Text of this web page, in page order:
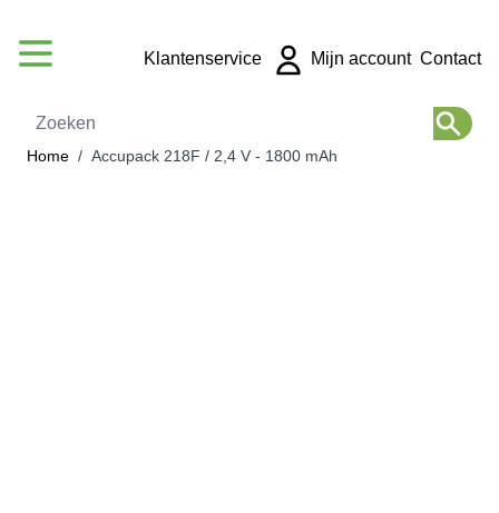
Zoeken
Klantenservice Mijn account Contact
Home / Accupack 218F / 2,4 V - 1800 mAh